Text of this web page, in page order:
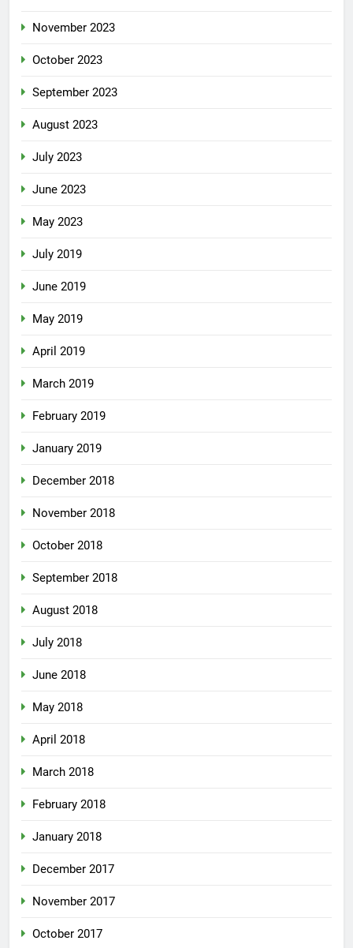
November 2023
October 2023
September 2023
August 2023
July 2023
June 2023
May 2023
July 2019
June 2019
May 2019
April 2019
March 2019
February 2019
January 2019
December 2018
November 2018
October 2018
September 2018
August 2018
July 2018
June 2018
May 2018
April 2018
March 2018
February 2018
January 2018
December 2017
November 2017
October 2017